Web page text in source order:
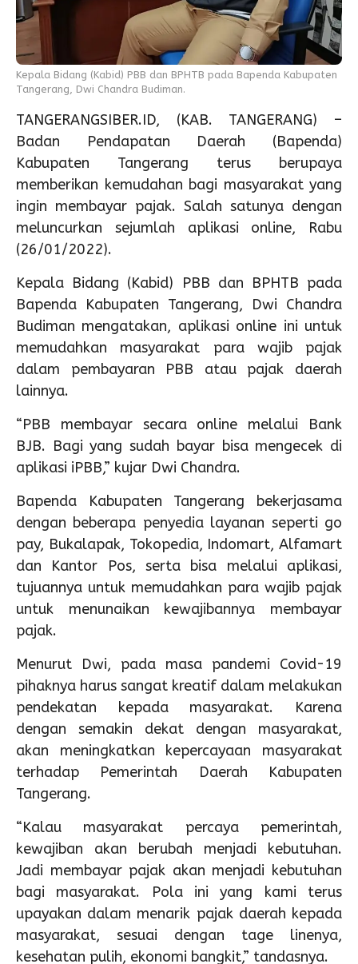
Kepala Bidang (Kabid) PBB dan BPHTB pada Bapenda Kabupaten
Tangerang, Dwi Chandra Budiman.
TANGERANGSIBER.ID, (KAB. TANGERANG) –
Badan Pendapatan Daerah (Bapenda)
Kabupaten Tangerang terus berupaya
memberikan kemudahan bagi masyarakat yang
ingin membayar pajak. Salah satunya dengan
meluncurkan sejumlah aplikasi online, Rabu
(26/01/2022).
Kepala Bidang (Kabid) PBB dan BPHTB pada
Bapenda Kabupaten Tangerang, Dwi Chandra
Budiman mengatakan, aplikasi online ini untuk
memudahkan masyarakat para wajib pajak
dalam pembayaran PBB atau pajak daerah
lainnya.
“PBB membayar secara online melalui Bank
BJB. Bagi yang sudah bayar bisa mengecek di
aplikasi iPBB,” kujar Dwi Chandra.
Bapenda Kabupaten Tangerang bekerjasama
dengan beberapa penyedia layanan seperti go
pay, Bukalapak, Tokopedia, Indomart, Alfamart
dan Kantor Pos, serta bisa melalui aplikasi,
tujuannya untuk memudahkan para wajib pajak
untuk menunaikan kewajibannya membayar
pajak.
Menurut Dwi, pada masa pandemi Covid-19
pihaknya harus sangat kreatif dalam melakukan
pendekatan kepada masyarakat. Karena
dengan semakin dekat dengan masyarakat,
akan meningkatkan kepercayaan masyarakat
terhadap Pemerintah Daerah Kabupaten
Tangerang.
“Kalau masyarakat percaya pemerintah,
kewajiban akan berubah menjadi kebutuhan.
Jadi membayar pajak akan menjadi kebutuhan
bagi masyarakat. Pola ini yang kami terus
upayakan dalam menarik pajak daerah kepada
masyarakat, sesuai dengan tage linenya,
kesehatan pulih, ekonomi bangkit,” tandasnya.